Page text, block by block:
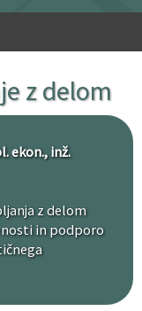
z delom
ekon., inž.
z delom
in podporo